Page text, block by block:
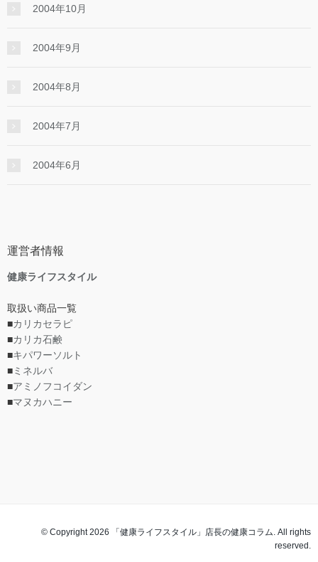
2004年10月
2004年9月
2004年8月
2004年7月
2004年6月
運営者情報
健康ライフスタイル
取扱い商品一覧
■カリカセラピ
■カリカ石鹸
■キパワーソルト
■ミネルバ
■アミノフコイダン
■マヌカハニー
© Copyright 2026 「健康ライフスタイル」店長の健康コラム. All rights
reserved.